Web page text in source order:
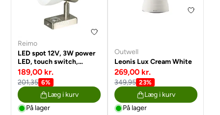
Reimo
LED spot 12V, 3W power
LED, touch switch,
dimmer, nikkel
189,00 kr.
201,35 6%
Læg i kurv
På lager
Outwell
Leonis Lux Cream White
269,00 kr.
349,95 23%
Læg i kurv
På lager